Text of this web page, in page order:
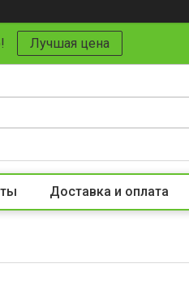
Лучшая цена
Доставка и оплата